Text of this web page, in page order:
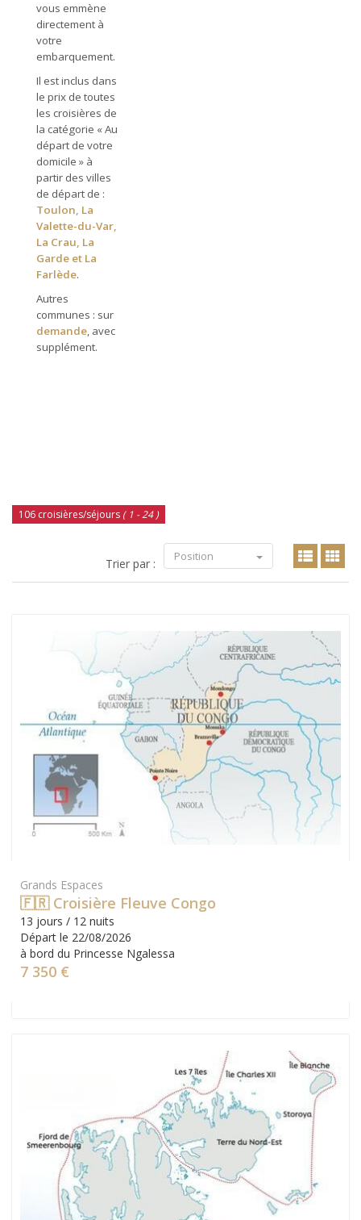
vous emmène
directement à
votre
embarquement.
Il est inclus dans
le prix de toutes
les croisières de
la catégorie « Au
départ de votre
domicile » à
partir des villes
de départ de :
Toulon, La
Valette-du-Var,
La Crau, La
Garde et La
Farlède.
Autres
communes : sur
demande, avec
supplément.
106 croisières/séjours ( 1 - 24 )
Trier par : Position
Grands Espaces
🇫🇷 Croisière Fleuve Congo
13 jours / 12 nuits
Départ le 22/08/2026
à bord du Princesse Ngalessa
7 350 €